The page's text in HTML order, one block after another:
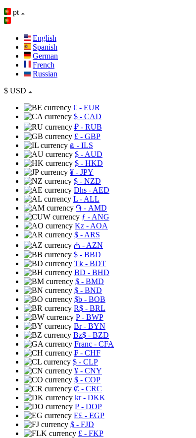
pt
English
Spanish
German
French
Russian
$ USD
€ - EUR
$ - CAD
₽ - RUB
£ - GBP
₪ - ILS
$ - AUD
$ - HKD
¥ - JPY
$ - NZD
Dhs - AED
L - ALL
֏ - AMD
ƒ - ANG
Kz - AOA
$ - ARS
₼ - AZN
$ - BBD
Tk - BDT
BD - BHD
$ - BMD
$ - BND
$b - BOB
R$ - BRL
P- BWP
Br- BYN
Bz$ - BZD
Franc - CFA
₣ - CHF
$ - CLP
¥ - CNY
$ - COP
₡ - CRC
kr- DKK
₱ - DOP
E£ - EGP
$ - FJD
£ - FKP